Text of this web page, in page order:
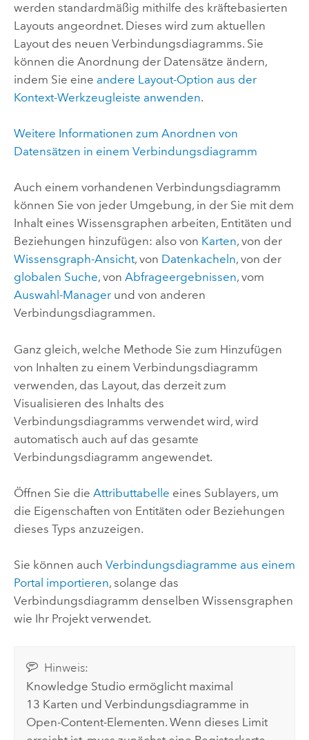
werden standardmäßig mithilfe des kräftebasierten
Layouts angeordnet. Dieses wird zum aktuellen
Layout des neuen Verbindungsdiagramms. Sie
können die Anordnung der Datensätze ändern,
indem Sie eine andere Layout-Option aus der
Kontext-Werkzeugleiste anwenden.
Weitere Informationen zum Anordnen von
Datensätzen in einem Verbindungsdiagramm
Auch einem vorhandenen Verbindungsdiagramm
können Sie von jeder Umgebung, in der Sie mit dem
Inhalt eines Wissensgraphen arbeiten, Entitäten und
Beziehungen hinzufügen: also von Karten, von der
Wissensgraph-Ansicht, von Datenkacheln, von der
globalen Suche, von Abfrageergebnissen, vom
Auswahl-Managerund von anderen
Verbindungsdiagrammen.
Ganz gleich, welche Methode Sie zum Hinzufügen
von Inhalten zu einem Verbindungsdiagramm
verwenden, das Layout, das derzeit zum
Visualisieren des Inhalts des
Verbindungsdiagramms verwendet wird, wird
automatisch auch auf das gesamte
Verbindungsdiagramm angewendet.
Öffnen Sie die Attributtabelle eines Sublayers, um
die Eigenschaften von Entitäten oder Beziehungen
dieses Typs anzuzeigen.
Sie können auch Verbindungsdiagramme aus einem
Portal importieren, solange das
Verbindungsdiagramm denselben Wissensgraphen
wie Ihr Projekt verwendet.
Hinweis:
Knowledge Studio ermöglicht maximal
13 Karten und Verbindungsdiagramme in
Open-Content-Elementen. Wenn dieses Limit